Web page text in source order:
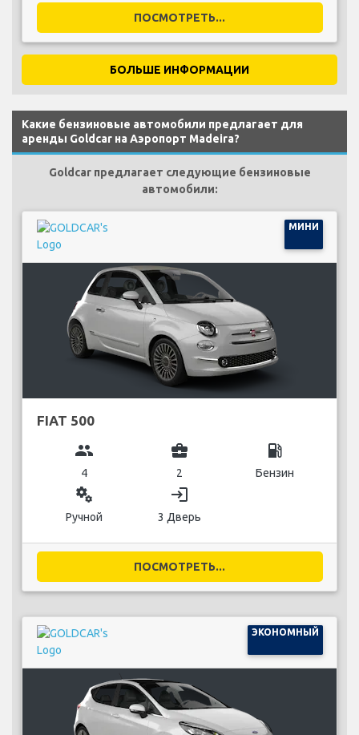
ПОСМОТРЕТЬ...
БОЛЬШЕ ИНФОРМАЦИИ
Какие бензиновые автомобили предлагает для
аренды Goldcar на Аэропорт Madeira?
Goldcar предлагает следующие бензиновые
автомобили:
МИНИ
FIAT 500
group
4
business_center
2
local_gas_station
Бензин
miscellaneous_services
Ручной
login
3 Дверь
ПОСМОТРЕТЬ...
ЭКОНОМНЫЙ